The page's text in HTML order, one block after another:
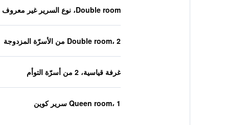
Double room، نوع السرير غير معروف
Double room، 2 من الأسرّة المزدوجة
غرفة قياسية، 2 من أسرّة التوأم
Queen room، 1 سرير كوين